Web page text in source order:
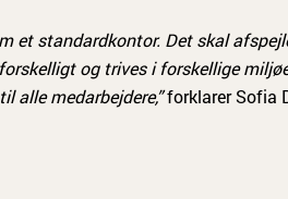
et standardkontor. Det skal
og trives i forskellige
alle medarbejdere,”forklarer Sofia